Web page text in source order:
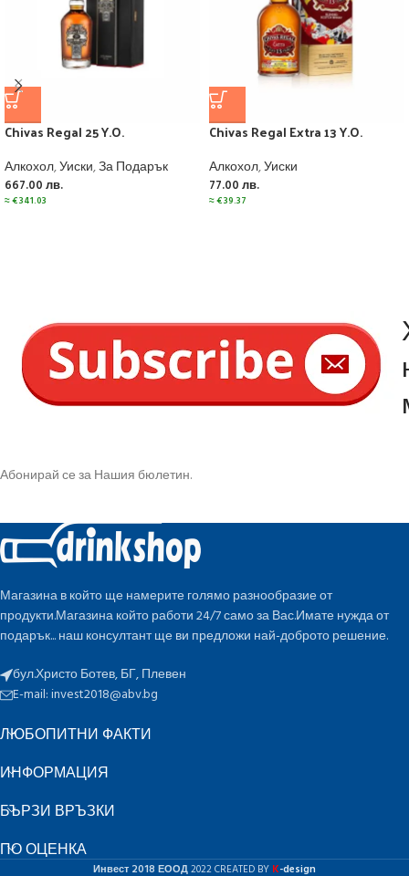
Chivas Regal 25 Y.O.
Алкохол,Уиски,За Подарък
667.00 лв.
≈€341.03
Chivas Regal Extra 13 Y.O.
Алкохол,Уиски
77.00 лв.
≈€39.37
Абонирай се за Нашия бюлетин.
Магазина в който ще намерите голямо разнообразие от
продукти.Магазина който работи 24/7 само за Вас.Имате нужда от
подарък... наш консултант ще ви предложи най-доброто решение.
бул.Христо Ботев, БГ, Плевен
E-mail:invest2018@abv.bg
ЛЮБОПИТНИ ФАКТИ
ИНФОРМАЦИЯ
БЪРЗИ ВРЪЗКИ
ПО ОЦЕНКА
Инвест 2018 ЕООД2022 CREATED BY K-design